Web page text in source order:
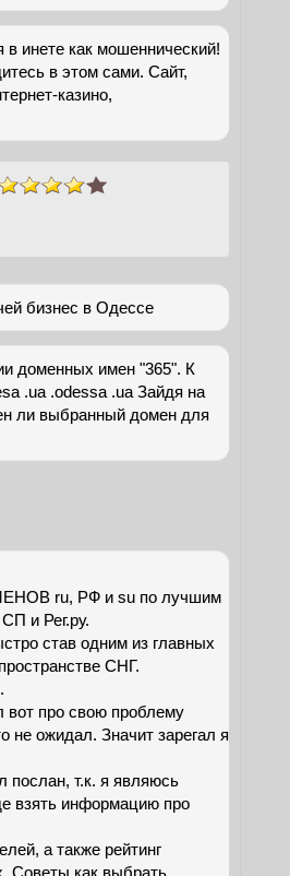
в инете как мошеннический!
в этом сами. Сайт,
казино,
бизнес в Одессе
доменных имен "365". К
.ua .odessa .ua Зайдя на
ли выбранный домен для
ru, РФ и su по лучшим
и Рег.ру.
став одним из главных
СНГ.
вот про свою проблему
не ожидал. Значит зарегал я
послан, т.к. я являюсь
взять информацию про
а также рейтинг
Советы как выбрать